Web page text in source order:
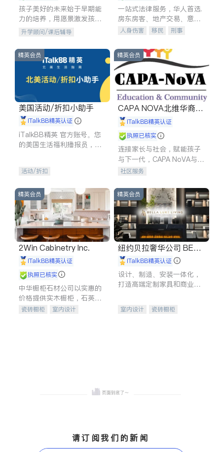
孩子美好的未来始于早期能
力的培养，用愿景激发孩子
的学习潜力和动力。理念：
拥有成长型心态是成功的基
石。
升学顾问/课后辅导
一站式法律服务，华人首选.
房东房客、地产交易、意外
伤害、车祸重伤、商业诉
建筑合同、刑事案件全包办
人身伤害 移民
刑事
信托/遗嘱
商业
索赔
律师-其它 保释
精英会员
美国活动/折扣小助手
iTalkBB精英认证
iTalkBB精英 官方账号。您
的美国生活福利播报员，精
专属福利。
活动/折扣
精英会员
CAPA NOVA北维华裔家
长会iTalkBB精英认证
执照已核实
连接家长与社会，赋能孩子
与下一代，CAPA NoVA与您
携手建设包容、公平、充满
社区服务
精英会员
2Win Cabinetry Inc.
iTalkBB精英认证
执照已核实
中华橱柜石材公司以实惠的
价格提供实木橱柜，石英石
台面，多种优质不锈钢水
瓷砖橱柜
室内设计
精英会员
纽约贝拉奢华公司 BELL
A LUXE
iTalkBB精英认证
设计、制造、安装一体化，
打造高端定制家具和商业空
室内设计
瓷砖橱柜
请订阅我们的新闻